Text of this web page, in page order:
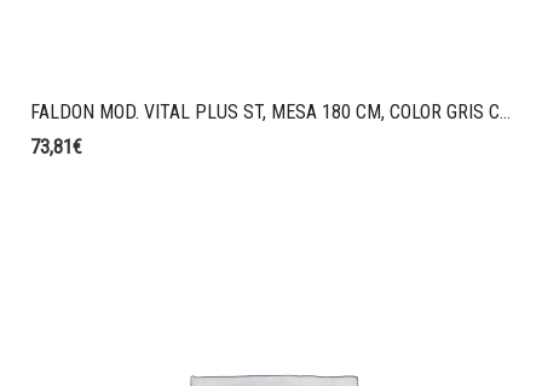
FALDON MOD. VITAL PLUS ST, MESA 180 CM, COLOR GRIS COCO.
73,81€